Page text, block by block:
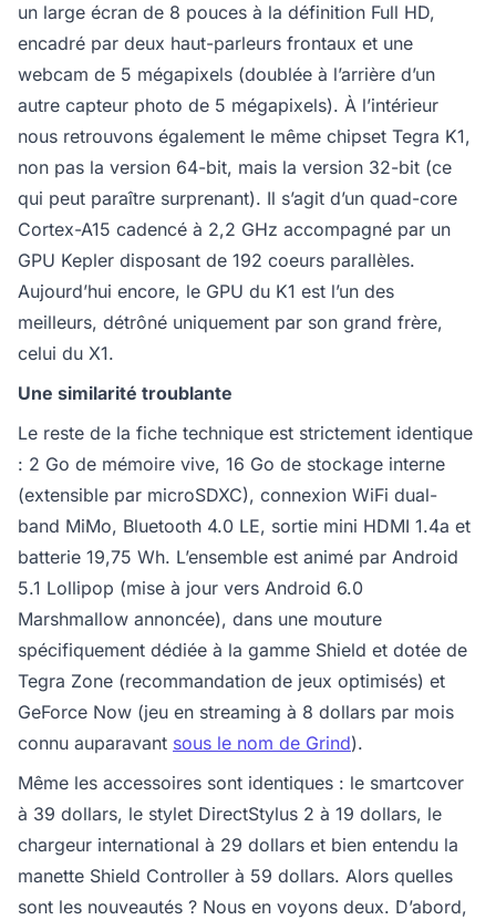
un large écran de 8 pouces à la définition Full HD,
encadré par deux haut-parleurs frontaux et une
webcam de 5 mégapixels (doublée à l’arrière d’un
autre capteur photo de 5 mégapixels). À l’intérieur
nous retrouvons également le même chipset Tegra K1,
non pas la version 64-bit, mais la version 32-bit (ce
qui peut paraître surprenant). Il s’agit d’un quad-core
Cortex-A15 cadencé à 2,2 GHz accompagné par un
GPU Kepler disposant de 192 coeurs parallèles.
Aujourd’hui encore, le GPU du K1 est l’un des
meilleurs, détrôné uniquement par son grand frère,
celui du X1.
Une similarité troublante
Le reste de la fiche technique est strictement identique
: 2 Go de mémoire vive, 16 Go de stockage interne
(extensible par microSDXC), connexion WiFi dual-
band MiMo, Bluetooth 4.0 LE, sortie mini HDMI 1.4a et
batterie 19,75 Wh. L’ensemble est animé par Android
5.1 Lollipop (mise à jour vers Android 6.0
Marshmallow annoncée), dans une mouture
spécifiquement dédiée à la gamme Shield et dotée de
Tegra Zone (recommandation de jeux optimisés) et
GeForce Now (jeu en streaming à 8 dollars par mois
connu auparavant sous le nom de Grind).
Même les accessoires sont identiques : le smartcover
à 39 dollars, le stylet DirectStylus 2 à 19 dollars, le
chargeur international à 29 dollars et bien entendu la
manette Shield Controller à 59 dollars. Alors quelles
sont les nouveautés ? Nous en voyons deux. D’abord,